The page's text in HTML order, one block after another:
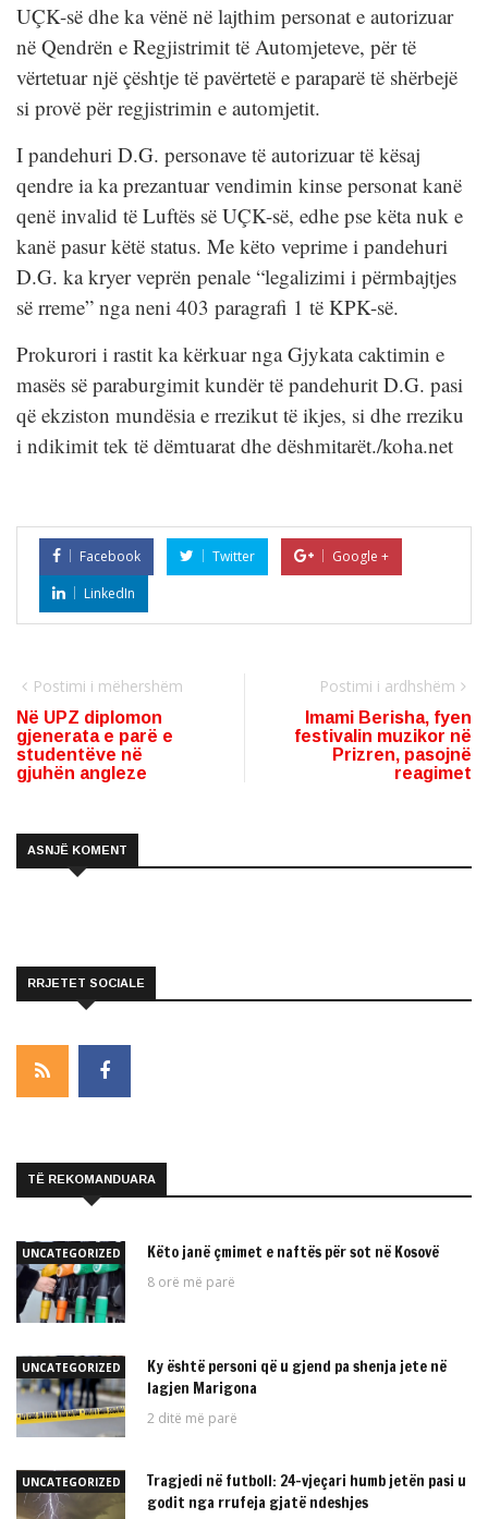
UÇK-së dhe ka vënë në lajthim personat e autorizuar
në Qendrën e Regjistrimit të Automjeteve, për të
vërtetuar një çështje të pavërtetë e paraparë të shërbejë
si provë për regjistrimin e automjetit.
I pandehuri D.G. personave të autorizuar të kësaj
qendre ia ka prezantuar vendimin kinse personat kanë
qenë invalid të Luftës së UÇK-së, edhe pse këta nuk e
kanë pasur këtë status. Me këto veprime i pandehuri
D.G. ka kryer veprën penale “legalizimi i përmbajtjes
së rreme” nga neni 403 paragrafi 1 të KPK-së.
Prokurori i rastit ka kërkuar nga Gjykata caktimin e
masës së paraburgimit kundër të pandehurit D.G. pasi
që ekziston mundësia e rrezikut të ikjes, si dhe rreziku
i ndikimit tek të dëmtuarat dhe dëshmitarët./koha.net
Facebook Twitter
Google +
LinkedIn
Postimi i mëhershëm
Në UPZ diplomon
gjenerata e parë e
studentëve në
gjuhën angleze
Postimi i ardhshëm
Imami Berisha, fyen
festivalin muzikor në
Prizren, pasojnë
reagimet
ASNJË KOMENT
RRJETET SOCIALE
TË REKOMANDUARA
UNCATEGORIZED Këto janë çmimet e naftës për sot në Kosovë
8 orë më parë
UNCATEGORIZED
Ky është personi që u gjend pa shenja jete në
lagjen Marigona
2 ditë më parë
UNCATEGORIZED
Tragjedi në futboll: 24-vjeçari humb jetën pasi u
godit nga rrufeja gjatë ndeshjes